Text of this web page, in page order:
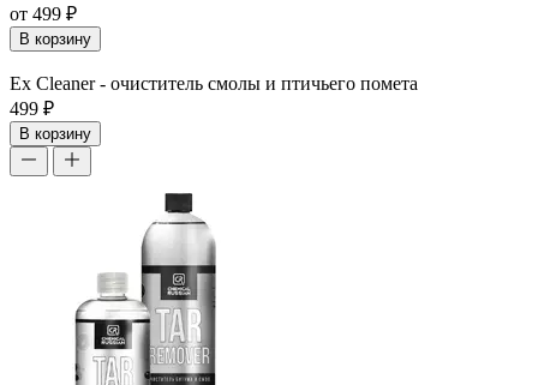
от 499 ₽
В корзину
Ex Cleaner - очиститель смолы и птичьего помета
499 ₽
В корзину